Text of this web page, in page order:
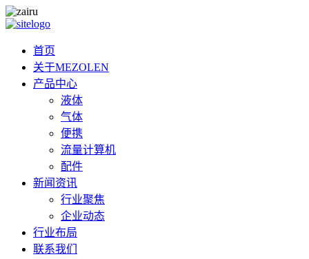
首页
关于MEZOLEN
产品中心
液体
气体
便携
流量计算机
配件
新闻资讯
行业聚焦
企业动态
行业布局
联系我们